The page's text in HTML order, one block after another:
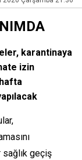
karantinaya
izin
sağlık geçiş